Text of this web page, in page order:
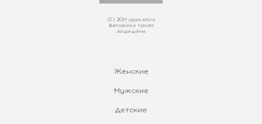
(С) 2017 uggs.store
Авторские права
защищены
Женские
Мужские
Детские